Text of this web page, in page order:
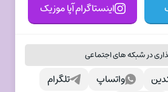
اینستاگرام آپا موزیک
در شبکه های اجتماعی
تلگرام واتساپ